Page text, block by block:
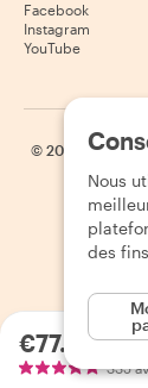
€77.21par
335
Facebook
Instagram
YouTube
© 2026
Nous
des